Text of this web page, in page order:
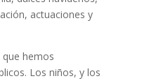
actuaciones y
hemos
Los niños, y los